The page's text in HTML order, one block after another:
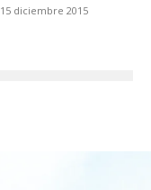
15 diciembre 2015